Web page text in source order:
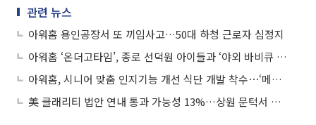
관련 뉴스
아워홈 용인공장서 또 끼임사고…50대 하청 근로자 심정지
아워홈 ‘온더고타임’, 종로 선덕원 아이들과 ‘야외 바비큐 파티’
아워홈, 시니어 맞춤 인지기능 개선 식단 개발 착수⋯‘메디푸드’ 시장 공략
美 클래리티 법안 연내 통과 가능성 13%…상원 문턱서 제동